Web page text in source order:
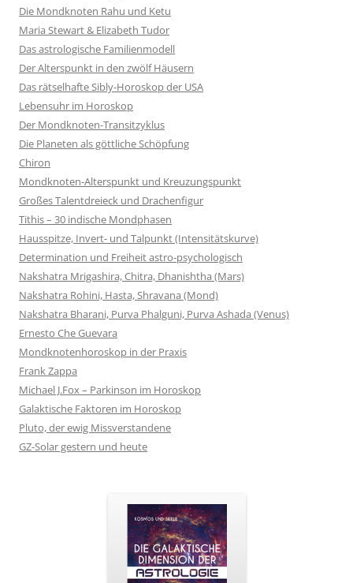
Die Mondknoten Rahu und Ketu
Maria Stewart & Elizabeth Tudor
Das astrologische Familienmodell
Der Alterspunkt in den zwölf Häusern
Das rätselhafte Sibly-Horoskop der USA
Lebensuhr im Horoskop
Der Mondknoten-Transitzyklus
Die Planeten als göttliche Schöpfung
Chiron
Mondknoten-Alterspunkt und Kreuzungspunkt
Großes Talentdreieck und Drachenfigur
Tithis – 30 indische Mondphasen
Hausspitze, Invert- und Talpunkt (Intensitätskurve)
Determination und Freiheit astro-psychologisch
Nakshatra Mrigashira, Chitra, Dhanishtha (Mars)
Nakshatra Rohini, Hasta, Shravana (Mond)
Nakshatra Bharani, Purva Phalguni, Purva Ashada (Venus)
Ernesto Che Guevara
Mondknotenhoroskop in der Praxis
Frank Zappa
Michael J.Fox – Parkinson im Horoskop
Galaktische Faktoren im Horoskop
Pluto, der ewig Missverstandene
GZ-Solar gestern und heute